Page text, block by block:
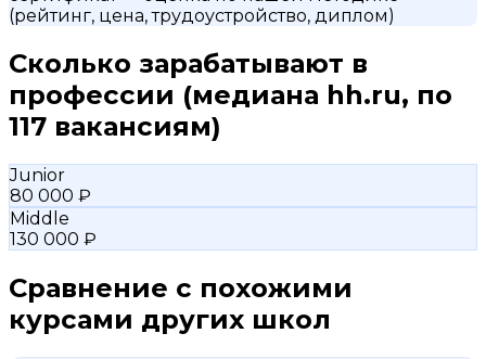
(рейтинг, цена, трудоустройство, диплом)
Сколько зарабатывают в
профессии (медиана hh.ru, по
117 вакансиям)
Junior
80 000 ₽
Middle
130 000 ₽
Сравнение с похожими
курсами других школ